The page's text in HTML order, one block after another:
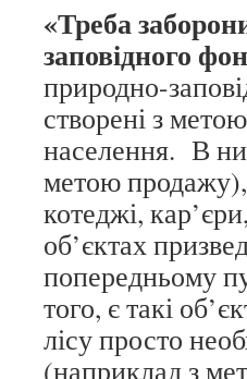
«Треба
заповідного
природно-
створені з
населення. В
метою
котеджі,
об’єктах
попередньому
того, є такі
лісу просто
(наприклад з